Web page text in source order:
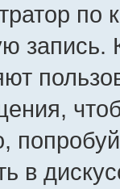
по
запись.
в